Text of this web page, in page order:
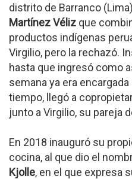
distrito de Barranco
Martínez Véliz que
productos indígenas
Virgilio, pero la rechazó.
hasta que ingresó como
semana ya era encargada
tiempo, llegó a
junto a Virgilio, su pareja
En 2018 inauguró su
cocina, al que dio el
Kjolle, en el que expresa